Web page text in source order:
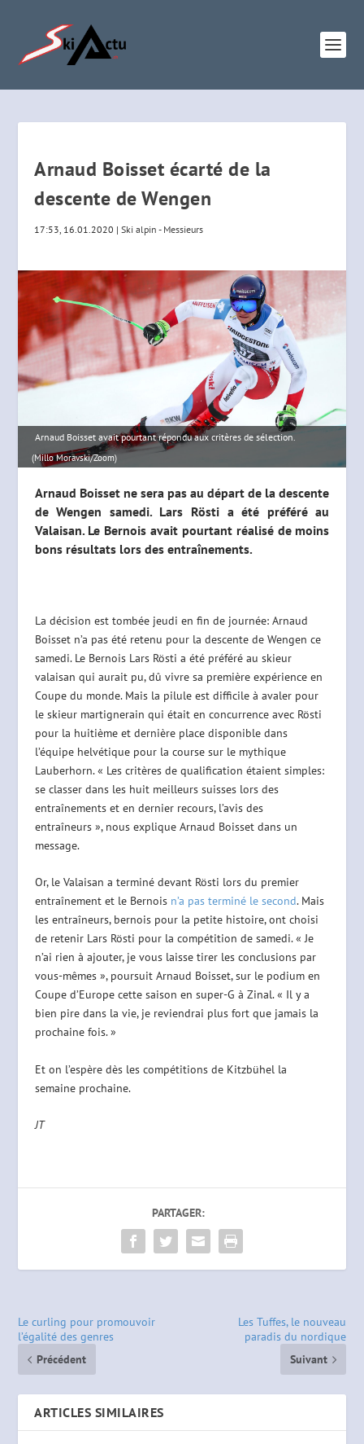
Arnaud Boisset écarté de la
descente de Wengen
17:53, 16.01.2020 |Ski alpin - Messieurs
Arnaud Boisset avait pourtant répondu aux critères de sélection.
(Millo Moravski/Zoom)
Arnaud Boisset ne sera pas au départ de la descente
de Wengen samedi. Lars Rösti a été préféré au
Valaisan. Le Bernois avait pourtant réalisé de moins
bons résultats lors des entraînements.
La décision est tombée jeudi en fin de journée: Arnaud
Boisset n’a pas été retenu pour la descente de Wengen ce
samedi. Le Bernois Lars Rösti a été préféré au skieur
valaisan qui aurait pu, dû vivre sa première expérience en
Coupe du monde. Mais la pilule est difficile à avaler pour
le skieur martignerain qui était en concurrence avec Rösti
pour la huitième et dernière place disponible dans
l’équipe helvétique pour la course sur le mythique
Lauberhorn. « Les critères de qualification étaient simples:
se classer dans les huit meilleurs suisses lors des
entraînements et en dernier recours, l’avis des
entraîneurs », nous explique Arnaud Boisset dans un
message.
Or, le Valaisan a terminé devant Rösti lors du premier
entraînement et le Bernois n’a pas terminé le second. Mais
les entraîneurs, bernois pour la petite histoire, ont choisi
de retenir Lars Rösti pour la compétition de samedi. « Je
n’ai rien à ajouter, je vous laisse tirer les conclusions par
vous-mêmes », poursuit Arnaud Boisset, sur le podium en
Coupe d’Europe cette saison en super-G à Zinal. « Il y a
bien pire dans la vie, je reviendrai plus fort que jamais la
prochaine fois. »
Et on l’espère dès les compétitions de Kitzbühel la
semaine prochaine.
JT
PARTAGER:
Le curling pour promouvoir
l’égalité des genres
Précédent
Les Tuffes, le nouveau
paradis du nordique
Suivant
ARTICLES SIMILAIRES